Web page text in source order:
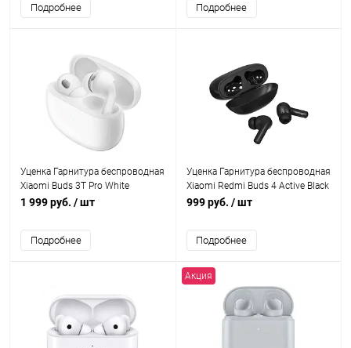
Подробнее Подробнее
Уценка Гарнитура беспроводная
Xiaomi Buds 3T Pro White
гарантия 3 м
1 999 руб. / шт
Подробнее
Уценка Гарнитура беспроводная
Xiaomi Redmi Buds 4 Active Black
999 руб. / шт
Подробнее
Акция